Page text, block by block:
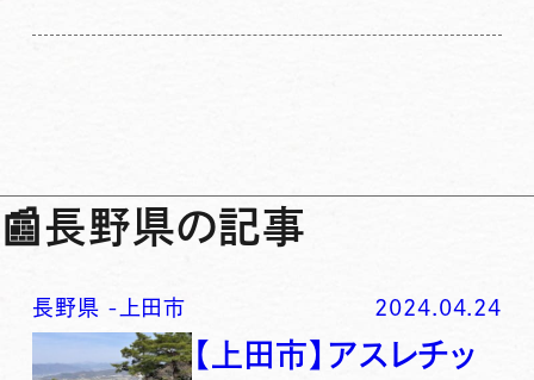
📰長野県の記事
長野県 - 上田市 2024.04.24
【上田市】アスレチッ